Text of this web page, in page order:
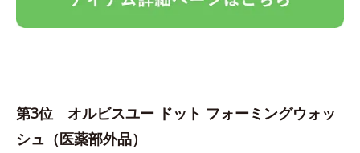
第3位 オルビスユー ドット フォーミングウォッ
シュ（医薬部外品）